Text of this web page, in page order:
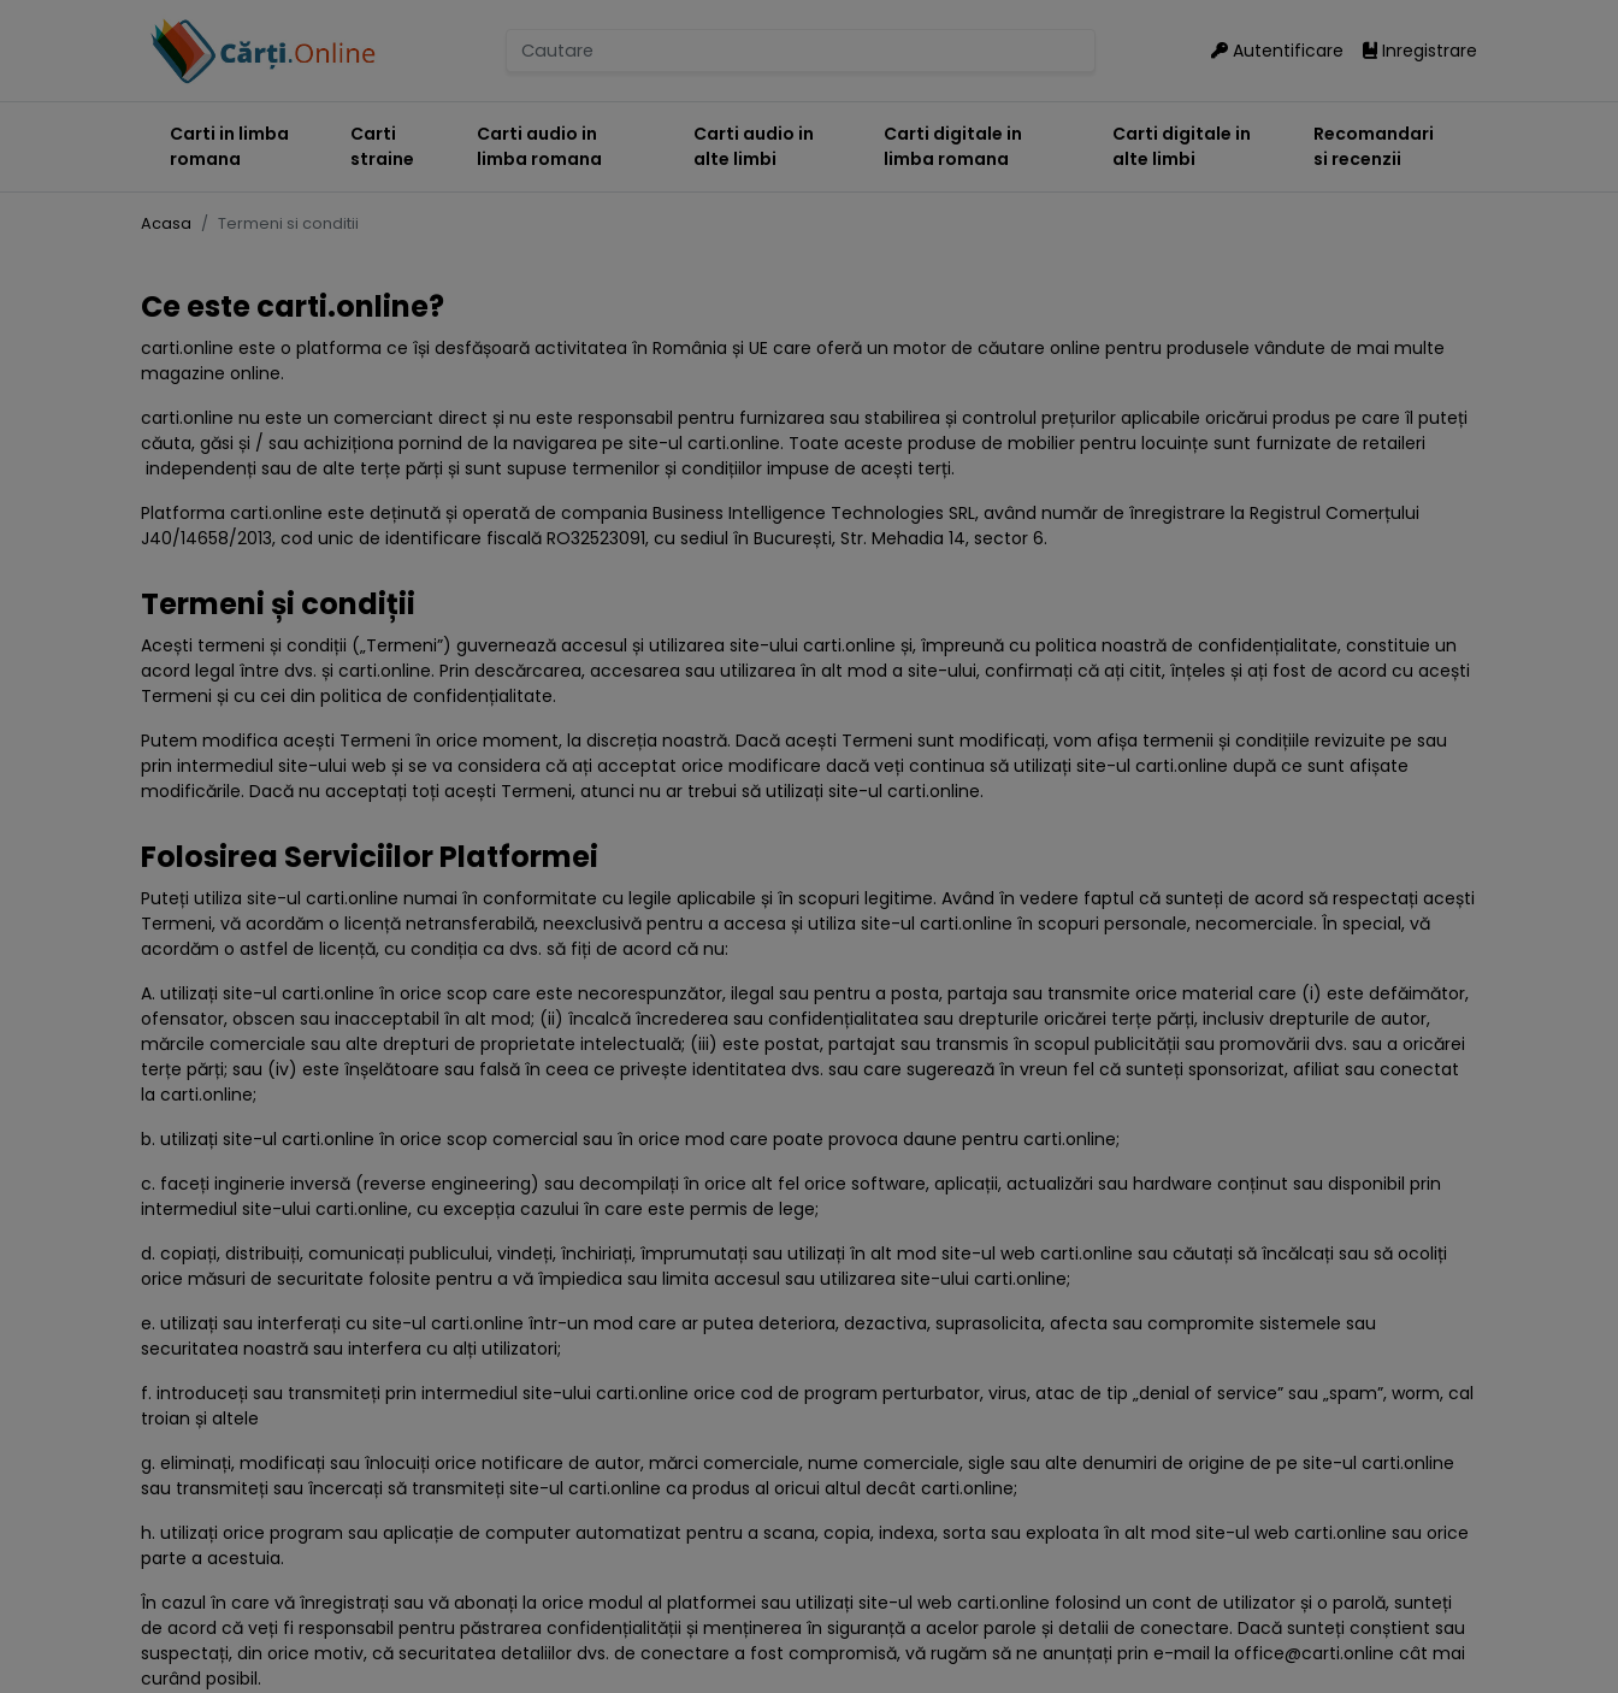
Autentificare Inregistrare
Carti in limba
romana
Carti
straine
Carti audio in
limba romana
Carti audio in
alte limbi
Carti digitale in
limba romana
Carti digitale in
alte limbi
Recomandari
si recenzii
Acasa Termeni si conditii
Ce este carti.online?
carti.online este o platforma ce își desfășoară activitatea în România și UE care oferă un motor de căutare online pentru produsele vândute de mai multe
magazine online.
carti.online nu este un comerciant direct și nu este responsabil pentru furnizarea sau stabilirea și controlul prețurilor aplicabile oricărui produs pe care îl puteți
căuta, găsi și / sau achiziționa pornind de la navigarea pe site-ul carti.online. Toate aceste produse de mobilier pentru locuințe sunt furnizate de retaileri
independenți sau de alte terțe părți și sunt supuse termenilor și condițiilor impuse de acești terți.
Platforma carti.online este deținută și operată de compania Business Intelligence Technologies SRL, având număr de înregistrare la Registrul Comerțului
J40/14658/2013, cod unic de identificare fiscală RO32523091, cu sediul în București, Str. Mehadia 14, sector 6.
Termeni și condiții
Acești termeni și condiții („Termeni”) guvernează accesul și utilizarea site-ului carti.online și, împreună cu politica noastră de confidențialitate, constituie un
acord legal între dvs. și carti.online. Prin descărcarea, accesarea sau utilizarea în alt mod a site-ului, confirmați că ați citit, înțeles și ați fost de acord cu acești
Termeni și cu cei din politica de confidențialitate.
Putem modifica acești Termeni în orice moment, la discreția noastră. Dacă acești Termeni sunt modificați, vom afișa termenii și condițiile revizuite pe sau
prin intermediul site-ului web și se va considera că ați acceptat orice modificare dacă veți continua să utilizați site-ul carti.online după ce sunt afișate
modificările. Dacă nu acceptați toți acești Termeni, atunci nu ar trebui să utilizați site-ul carti.online.
Folosirea Serviciilor Platformei
Puteți utiliza site-ul carti.online numai în conformitate cu legile aplicabile și în scopuri legitime. Având în vedere faptul că sunteți de acord să respectați acești
Termeni, vă acordăm o licență netransferabilă, neexclusivă pentru a accesa și utiliza site-ul carti.online în scopuri personale, necomerciale. În special, vă
acordăm o astfel de licență, cu condiția ca dvs. să fiți de acord că nu:
A. utilizați site-ul carti.online în orice scop care este necorespunzător, ilegal sau pentru a posta, partaja sau transmite orice material care (i) este defăimător,
ofensator, obscen sau inacceptabil în alt mod; (ii) încalcă încrederea sau confidențialitatea sau drepturile oricărei terțe părți, inclusiv drepturile de autor,
mărcile comerciale sau alte drepturi de proprietate intelectuală; (iii) este postat, partajat sau transmis în scopul publicității sau promovării dvs. sau a oricărei
terțe părți; sau (iv) este înșelătoare sau falsă în ceea ce privește identitatea dvs. sau care sugerează în vreun fel că sunteți sponsorizat, afiliat sau conectat
la carti.online;
b. utilizați site-ul carti.online în orice scop comercial sau în orice mod care poate provoca daune pentru carti.online;
c. faceți inginerie inversă (reverse engineering) sau decompilați în orice alt fel orice software, aplicații, actualizări sau hardware conținut sau disponibil prin
intermediul site-ului carti.online, cu excepția cazului în care este permis de lege;
d. copiați, distribuiți, comunicați publicului, vindeți, închiriați, împrumutați sau utilizați în alt mod site-ul web carti.online sau căutați să încălcați sau să ocoliți
orice măsuri de securitate folosite pentru a vă împiedica sau limita accesul sau utilizarea site-ului carti.online;
e. utilizați sau interferați cu site-ul carti.online într-un mod care ar putea deteriora, dezactiva, suprasolicita, afecta sau compromite sistemele sau
securitatea noastră sau interfera cu alți utilizatori;
f. introduceți sau transmiteți prin intermediul site-ului carti.online orice cod de program perturbator, virus, atac de tip „denial of service” sau „spam”, worm, cal
troian și altele
g. eliminați, modificați sau înlocuiți orice notificare de autor, mărci comerciale, nume comerciale, sigle sau alte denumiri de origine de pe site-ul carti.online
sau transmiteți sau încercați să transmiteți site-ul carti.online ca produs al oricui altul decât carti.online;
h. utilizați orice program sau aplicație de computer automatizat pentru a scana, copia, indexa, sorta sau exploata în alt mod site-ul web carti.online sau orice
parte a acestuia.
În cazul în care vă înregistrați sau vă abonați la orice modul al platformei sau utilizați site-ul web carti.online folosind un cont de utilizator și o parolă, sunteți
de acord că veți fi responsabil pentru păstrarea confidențialității și menținerea în siguranță a acelor parole și detalii de conectare. Dacă sunteți conștient sau
suspectați, din orice motiv, că securitatea detaliilor dvs. de conectare a fost compromisă, vă rugăm să ne anunțați prin e-mail la office@carti.online cât mai
curând posibil.